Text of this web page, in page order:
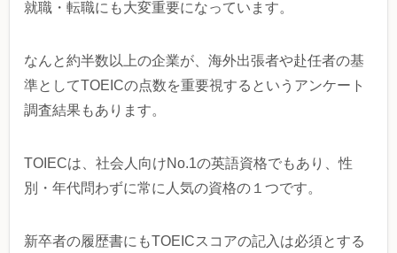
就職・転職にも大変重要になっています。
なんと約半数以上の企業が、海外出張者や赴任者の基
準としてTOEICの点数を重要視するというアンケート
調査結果もあります。
TOIECは、社会人向けNo.1の英語資格でもあり、性
別・年代問わずに常に人気の資格の１つです。
新卒者の履歴書にもTOEICスコアの記入は必須とする